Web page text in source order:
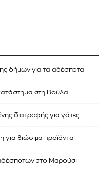
δήμων για τα αδέσποτα
στη Βούλα
διατροφής για γάτες
για βιώσιμα προϊόντα
στο Μαρούσι